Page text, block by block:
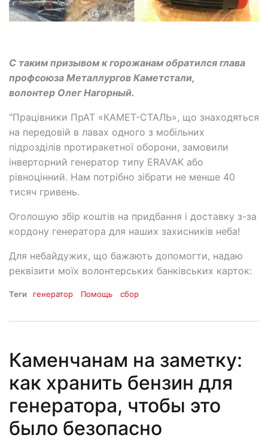
С таким призывом к горожанам обратился глава
профсоюза Металлургов Каметстали,
волонтер Олег Нагорный.
"Працівники ПрАТ «КАМЕТ-СТАЛЬ», що знаходяться
на передовій в лавах одного з мобільних
підрозділів протиракетної оборони, замовили
інверторний генератор типу ERAVAK або
рівноцінний. Нам потрібно зібрати не менше 40
тисяч гривень.
Оголошую збір коштів на придбання і доставку з-за
кордону генератора для наших захисників неба!
Для небайдужих, що бажають допомогти, надаю
реквізити моїх волонтерських банківських карток:
Теги генератор Помощь сбор
Каменчанам на заметку:
как хранить бензин для
генератора, чтобы это
было безопасно